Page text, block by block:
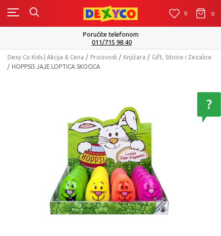
0 0 0
Poručite telefonom
011/715 98 40
Dexy Co Kids | Akcija & Cena Proizvodi Knjižara
Gift, Sitnice i Zezalice
HOPPSIS JAJE LOPTICA SKOCICA